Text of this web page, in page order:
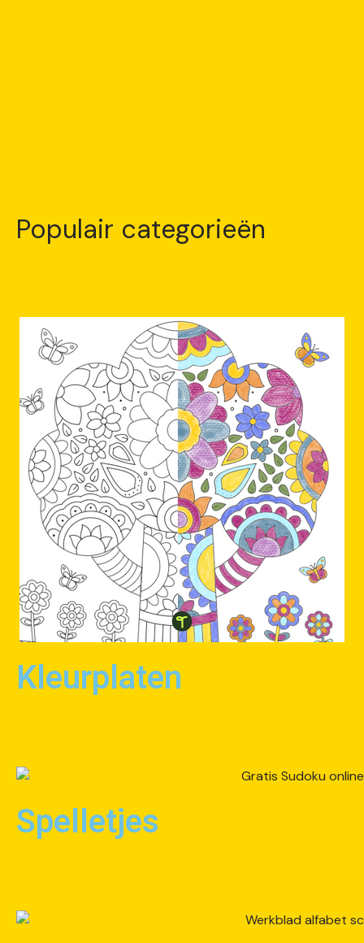
Populair categorieën
Kleurplaten
Spelletjes